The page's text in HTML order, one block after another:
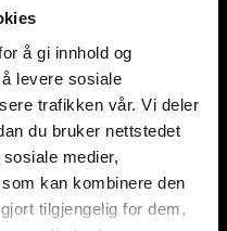
å gi innhold og
levere sosiale
trafikken vår. Vi deler
du bruker nettstedet
medier,
kan kombinere den
tilgjengelig for dem,